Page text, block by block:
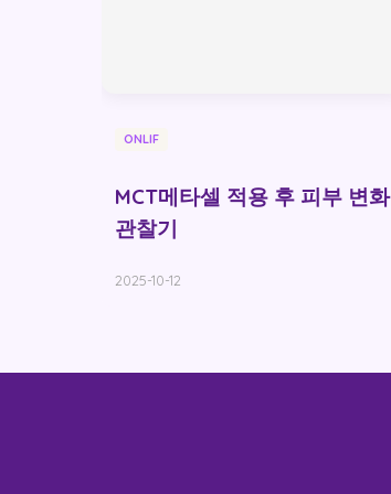
ONLIF
MCT메타셀 적용 후 피부 변화
관찰기
2025-10-12